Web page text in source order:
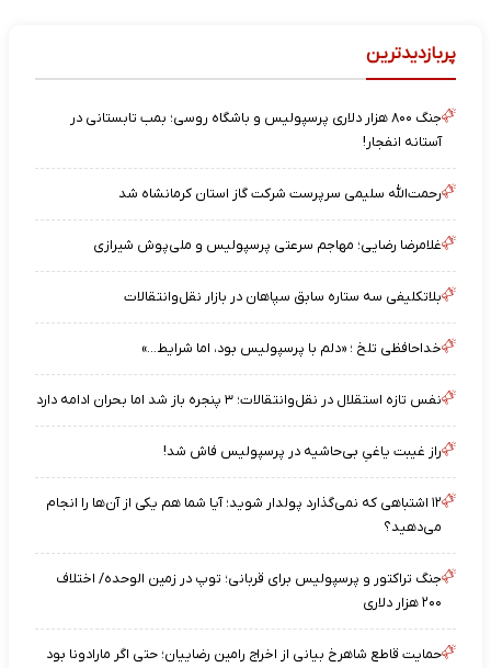
پربازدیدترین
جنگ ۸۰۰ هزار دلاری پرسپولیس و باشگاه روسی؛ بمب تابستانی در
آستانه انفجار!
رحمت‌الله سلیمی سرپرست شرکت گاز استان کرمانشاه شد
غلامرضا رضایی؛ مهاجم سرعتی پرسپولیس و ملی‌پوش شیرازی
بلاتکلیفی سه ستاره سابق سپاهان در بازار نقل‌وانتقالات
خداحافظی تلخ ؛ «دلم با پرسپولیس بود، اما شرایط…»
نفس تازه استقلال در نقل‌وانتقالات؛ ۳ پنجره باز شد اما بحران ادامه دارد
راز غیبت یاغیِ بی‌حاشیه در پرسپولیس فاش شد!
۱۲ اشتباهی که نمی‌گذارد پولدار شوید؛ آیا شما هم یکی از آن‌ها را انجام
می‌دهید؟
جنگ تراکتور و پرسپولیس برای قربانی؛ توپ در زمین الوحده/ اختلاف
۲۰۰ هزار دلاری
حمایت قاطع شاهرخ بیانی از اخراج رامین رضاییان؛ حتی اگر مارادونا بود